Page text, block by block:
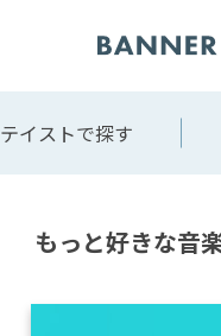
テイストで探す
もっと好きな音